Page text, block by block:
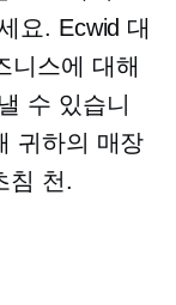
요. Ecwid 대
니스에 대해
수 있습니
귀하의 매장
침 천.